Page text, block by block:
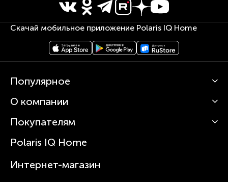
Скачай мобильное приложение Polaris IQ Home
Популярное
Кофемашины
Вертикальные пылесосы
Зубные щетки и ирригаторы
Увлажнители
О компании
О Polaris
Статьи
Покупателям
Сервисные центры
Где купить
Polaris IQ Home
Интернет-магазин